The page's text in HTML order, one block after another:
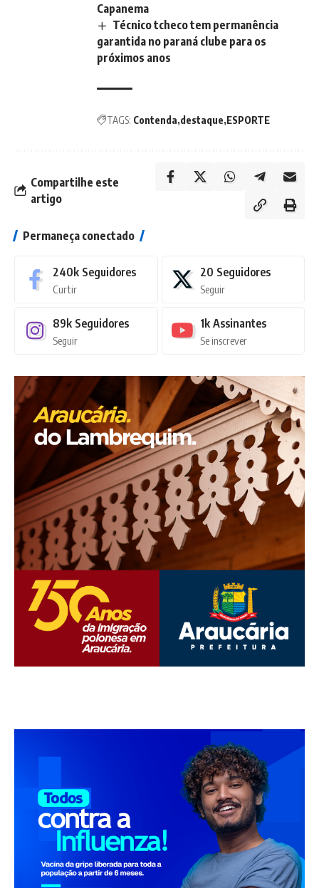
Capanema
Técnico tcheco tem permanência
garantida no paraná clube para os
próximos anos
TAGS: Contenda destaque ESPORTE
Compartilhe este
artigo
Permaneça conectado
240k Seguidores
Curtir
20 Seguidores
Seguir
89k Seguidores
Seguir
1k Assinantes
Se inscrever